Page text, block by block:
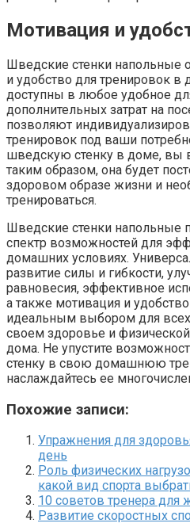
Мотивация и
Шведские стенки напольные
и удобство для тренировок
доступны в любое удобное
дополнительных затрат на
позволяют
тренировок под ваши
шведскую стенку в доме, вы
таким образом, она будет
здоровом образе жизни и
тренироваться.
Шведские стенки напольные
спектр возможностей для
домашних условиях.
развитие силы и гибкости,
равновесия, эффективное
а также мотивация и
идеальным выбором для всех,
своем здоровье и
дома. Не упустите
стенку в свою домашнюю
наслаждайтесь ее
Похожие записи:
Упражнения для
день
Роль физических
какой вид спорта
10 советов тренера для
Развитие скоростных